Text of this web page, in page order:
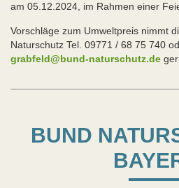
am 05.12.2024, im Rahmen einer
Vorschläge zum Umweltpreis nimmt
Naturschutz Tel. 09771 / 68 75 740
grabfeld@bund-naturschutz.de
BUND